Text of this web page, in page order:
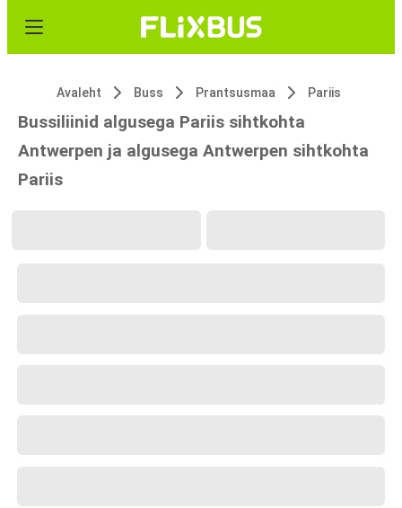
Avaleht Buss Prantsusmaa Pariis
Bussiliinid algusega Pariis sihtkohta
Antwerpen ja algusega Antwerpen sihtkohta
Pariis